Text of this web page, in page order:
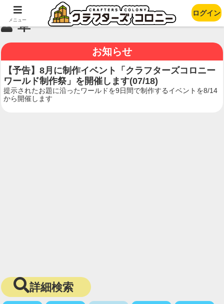
草
お知らせ
【予告】8月に制作イベント「クラフターズコロニー
ワールド制作祭」を開催します(07/18)
提示されたお題に沿ったワールドを9日間で制作するイベントを8/14
から開催します
詳細検索
メニュー
ログイン